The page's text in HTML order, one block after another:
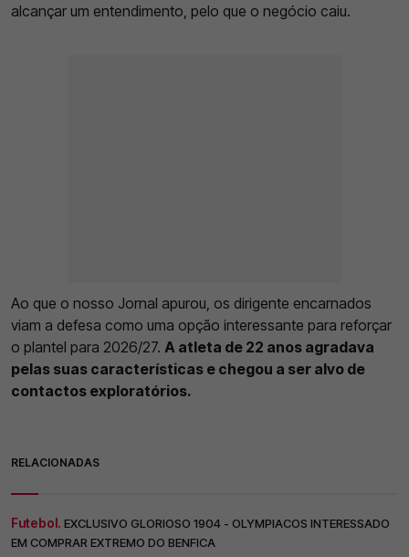
alcançar um entendimento, pelo que o negócio caiu.
Ao que o nosso Jornal apurou, os dirigente encarnados
viam a defesa como uma opção interessante para reforçar
o plantel para 2026/27. A atleta de 22 anos agradava
pelas suas características e chegou a ser alvo de
contactos exploratórios.
RELACIONADAS
Futebol. EXCLUSIVO GLORIOSO 1904 - OLYMPIACOS INTERESSADO
EM COMPRAR EXTREMO DO BENFICA